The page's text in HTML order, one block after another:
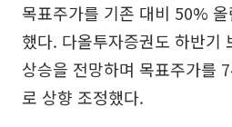
목표주가를 기존 대비 50%
했다. 다올투자증권도 하반기
상승을 전망하며 목표주가를
로 상향 조정했다.